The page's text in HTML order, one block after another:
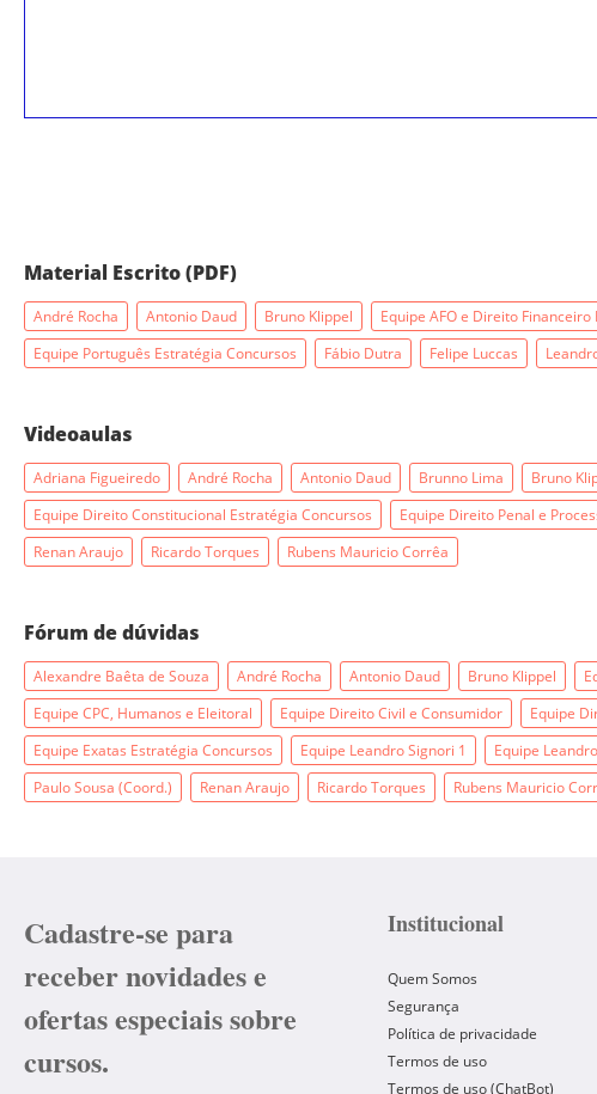
Material Escrito (PDF)
André Rocha Antonio Daud Bruno Klippel Equipe AFO e Direito
Equipe Português Estratégia Concursos
Fábio Dutra Felipe Luccas
Videoaulas
Adriana Figueiredo André Rocha Antonio Daud Brunno Lima Bruno
Equipe Direito Constitucional Estratégia Concursos
Equipe Direito Penal e
Renan Araujo
Ricardo Torques Rubens Mauricio Corrêa
Fórum de dúvidas
Alexandre Baêta de Souza André Rocha Antonio Daud Bruno Klippel
Equipe CPC, Humanos e Eleitoral
Equipe Direito Civil e Consumidor Equipe
Equipe Exatas Estratégia Concursos
Equipe Leandro Signori 1 Equipe
Paulo Sousa (Coord.)
Renan Araujo Ricardo Torques Rubens Mauricio
Cadastre-se para
receber novidades e
ofertas especiais sobre
cursos.
Institucional
Quem Somos
Segurança
Política de privacidade
Termos de uso
Termos de uso (ChatBot)